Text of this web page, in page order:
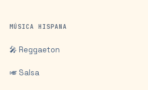
MÚSICA HISPANA
🎤 Reggaeton
🎺 Salsa